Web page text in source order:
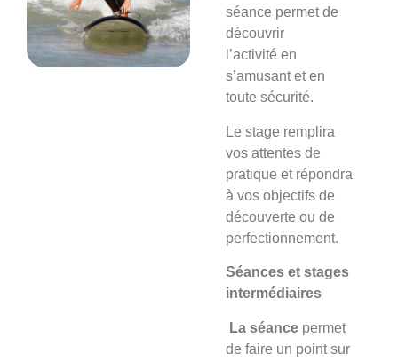
séance permet de
découvrir
l’activité en
s’amusant et en
toute sécurité.
Le stage remplira
vos attentes de
pratique et répondra
à vos objectifs de
découverte ou de
perfectionnement.
Séances et stages
intermédiaires
La séance permet
de faire un point sur